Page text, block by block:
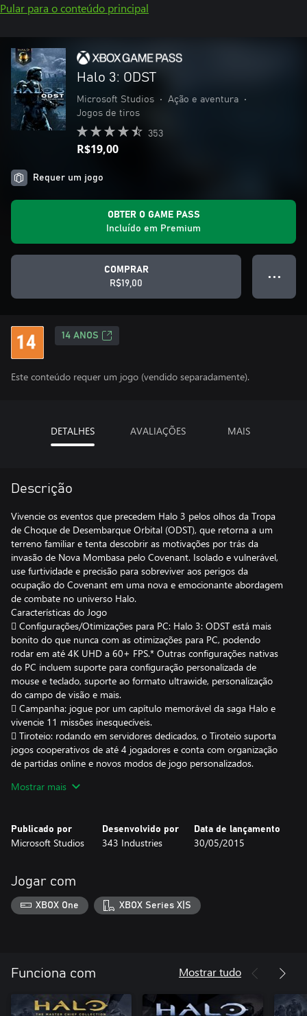
Pular para o conteúdo principal
Halo 3: ODST
Microsoft Studios • Ação e aventura
•
Jogos de tiros
353
R$19,00
Requer um jogo
OBTER O GAME PASS
Incluído em Premium
COMPRAR
R$19,00
● ● ●
14 ANOS
Este conteúdo requer um jogo (vendido separadamente).
DETALHES AVALIAÇÕES MAIS
Descrição
Vivencie os eventos que precedem Halo 3 pelos olhos da Tropa
de Choque de Desembarque Orbital (ODST), que retorna a um
terreno familiar e tenta descobrir as motivações por trás da
invasão de Nova Mombasa pelo Covenant. Isolado e vulnerável,
use furtividade e precisão para sobreviver aos perigos da
ocupação do Covenant em uma nova e emocionante abordagem
de combate no universo Halo.
Características do Jogo
 Configurações/Otimizações para PC: Halo 3: ODST está mais
bonito do que nunca com as otimizações para PC, podendo
rodar em até 4K UHD a 60+ FPS.* Outras configurações nativas
do PC incluem suporte para configuração personalizada de
mouse e teclado, suporte ao formato ultrawide, personalização
do campo de visão e mais.
 Campanha: jogue por um capítulo memorável da saga Halo e
vivencie 11 missões inesquecíveis.
 Tiroteio: rodando em servidores dedicados, o Tiroteio suporta
jogos cooperativos de até 4 jogadores e conta com organização
de partidas online e novos modos de jogo personalizados.
de Nova Mombasa em 10 mapas clássicos. E em uma experiência
 Cinema: utilize o Cinema para capturar e compartilhar seus
momentos favoritos de Halo com a comunidade.
*Verifique os requisitos de sistema para saber as especificações
mínimas necessárias para alcançar o desempenho desejado.
Mostrar mais
Publicado por
Microsoft Studios
Desenvolvido por
343 Industries
Data de lançamento
30/05/2015
Jogar com
XBOX One XBOX Series X|S
Funciona com Mostrar tudo